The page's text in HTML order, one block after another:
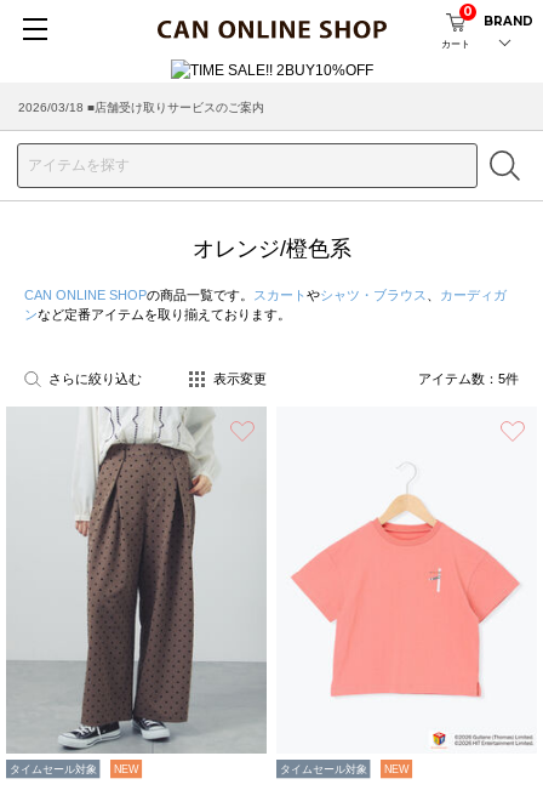
カート
0
BRAND
2026/08/04 ■8/13(木)AM2:00～サイトメンテナンス実施のお知らせ
2026/03/18 ■店舗受け取りサービスのご案内
オレンジ/橙色系
CAN ONLINE SHOPの商品一覧です。 スカート やシャツ・ブラウス
カーディガ
ンなど定番アイテムを取り揃えております。
さらに絞り込む 表示変更 アイテム数： 5件
タイムセール対象 NEW タイムセール対象 NEW